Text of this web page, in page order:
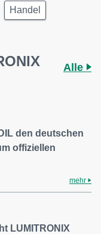
Handel
Alle
den deutschen
offiziellen
mehr
LUMITRONIX